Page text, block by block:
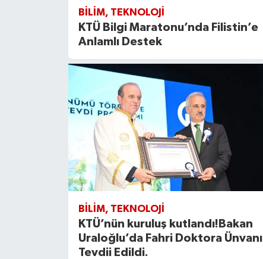
BILIM, TEKNOLOJI
KTÜ Bilgi Maratonu’nda Filistin’e
Anlamlı Destek
BILIM, TEKNOLOJI
KTÜ’nün kuruluş kutlandı!Bakan
Uraloğlu’da Fahri Doktora Ünvanı
Tevdii Edildi.